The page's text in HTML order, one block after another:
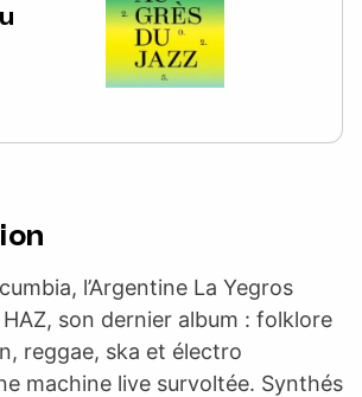
l’Argentine La Yegros
son dernier album : folklore
reggae, ska et électro
machine live survoltée. Synthés